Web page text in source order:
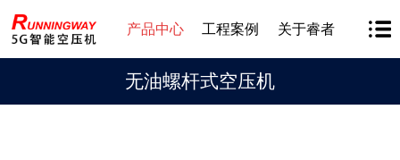
产品中心 工程案例 关于睿者
无油螺杆式空压机